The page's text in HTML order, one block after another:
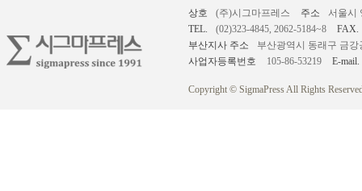
상호 (주)시그마프레스 주소
서울시
TEL.
(02)323-4845, 2062-5184~8
FAX.
부산지사 주소
부산광역시 동래구 금강
사업자등록번호
105-86-53219 E-mail.
Copyright © SigmaPress All Rights